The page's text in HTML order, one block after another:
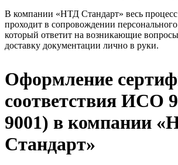
В компании «НТД Стандарт» весь
проходит в сопровождении
который ответит на возникающие
доставку документации лично в руки.
Оформление
соответствия ИСО
9001) в компании
Стандарт»